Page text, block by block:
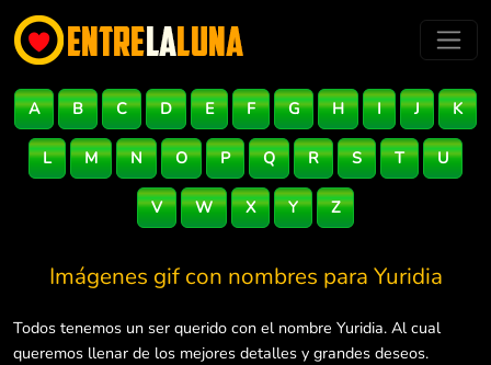
A B C D E F G H I J K
L M N O P Q R S T U
V W X Y Z
Imágenes gif con nombres para Yuridia
Todos tenemos un ser querido con el nombre Yuridia. Al cual
queremos llenar de los mejores detalles y grandes deseos.